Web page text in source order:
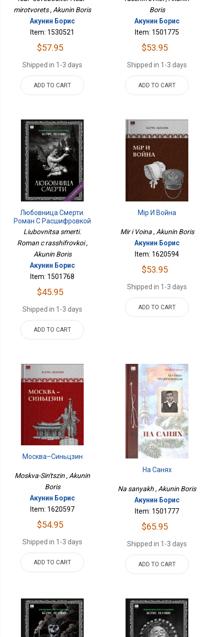
ГОСУДАРСТВА Том VIII
mirotvorets , Akunin Boris
Акунин Борис
Item: 1530521
$57.95
Shipped in 1-3 days
ADD TO CART
Boris
Акунин Борис
Item: 1501775
$53.95
Shipped in 1-3 days
ADD TO CART
Любовница Смерти.
Роман С Расшифровкой
Liubovnitsa smerti.
Roman c rasshifrovkoi ,
Akunin Boris
Акунин Борис
Item: 1501768
$45.95
Shipped in 1-3 days
ADD TO CART
Мiр И Война
Mir i Voina , Akunin Boris
Акунин Борис
Item: 1620594
$53.95
Shipped in 1-3 days
ADD TO CART
Москва–Синьцзин
Moskva-Sin'tszin , Akunin
Boris
Акунин Борис
Item: 1620597
$54.95
Shipped in 1-3 days
ADD TO CART
На Санях
Na sanyakh , Akunin Boris
Акунин Борис
Item: 1501777
$65.95
Shipped in 1-3 days
ADD TO CART